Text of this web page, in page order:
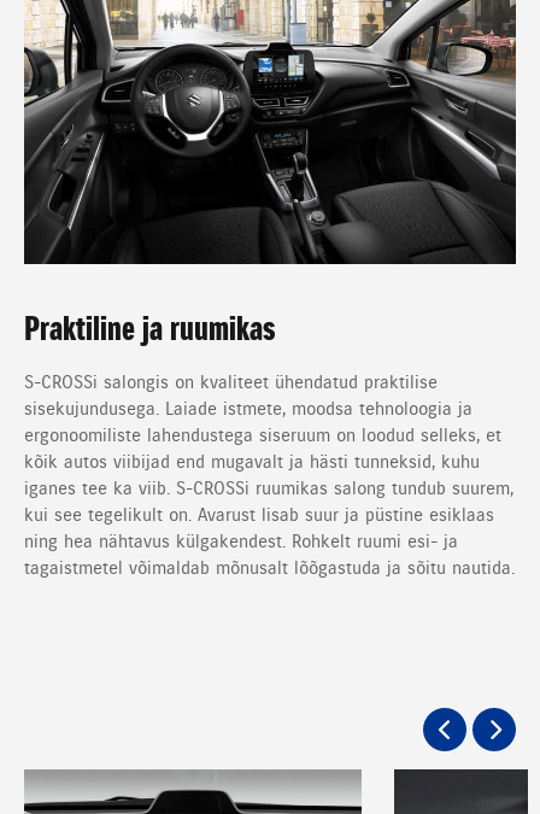
Praktiline ja ruumikas
S-CROSSi salongis on kvaliteet ühendatud praktilise
sisekujundusega. Laiade istmete, moodsa tehnoloogia ja
ergonoomiliste lahendustega siseruum on loodud selleks, et
kõik autos viibijad end mugavalt ja hästi tunneksid, kuhu
iganes tee ka viib. S-CROSSi ruumikas salong tundub suurem,
kui see tegelikult on. Avarust lisab suur ja püstine esiklaas
ning hea nähtavus külgakendest. Rohkelt ruumi esi- ja
tagaistmetel võimaldab mõnusalt lõõgastuda ja sõitu nautida.